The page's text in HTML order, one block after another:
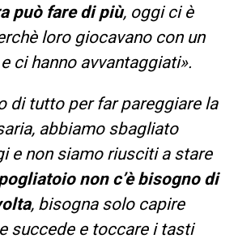
può fare di più, oggi ci è
loro giocavano con un
ci hanno avvantaggiati».
di tutto per far pareggiare la
abbiamo sbagliato
e non siamo riusciti a stare
non c’è bisogno di
, bisogna solo capire
succede e toccare i tasti